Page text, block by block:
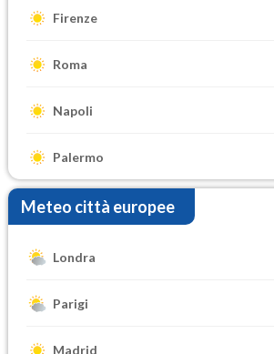
Firenze
Roma
Napoli
Palermo
Meteo città europee
Londra
Parigi
Madrid